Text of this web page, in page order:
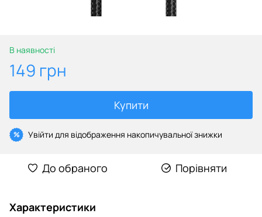
В наявності
149 грн
Купити
% Увійти для відображення накопичувальної знижки
До обраного Порівняти
Характеристики